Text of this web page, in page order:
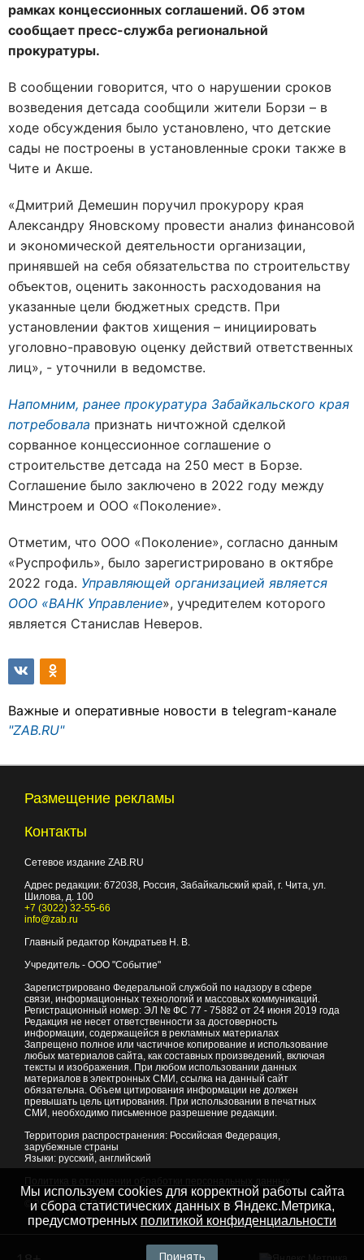
рамках концессионных соглашений. Об этом
сообщает пресс-служба региональной
прокуратуры.
В сообщении говорится, что о нарушении сроков
возведения детсада сообщили жители Борзи – в
ходе обсуждения было установлено, что детские
сады не построены в установленные сроки также в
Чите и Акше.
«Дмитрий Демешин поручил прокурору края
Александру Яновскому провести анализ финансовой
и экономической деятельности организации,
принявшей на себя обязательства по строительству
объектов, оценить законность расходования на
указанные цели бюджетных средств. При
установлении фактов хищения – инициировать
уголовно-правовую оценку действий ответственных
лиц», - уточнили в ведомстве.
Напомним, ранее прокуратура Забайкальского края
потребовала признать ничтожной сделкой
сорванное концессионное соглашение о
строительстве детсада на 250 мест в Борзе.
Соглашение было заключено в 2022 году между
Минстроем и ООО «Поколение».
Отметим, что ООО «Поколение», согласно данным
«Руспрофиль», было зарегистрировано в октябре
2022 года. Управляющей организацией является
ООО «ВАНК Управление», учредителем которого
является Станислав Неверов.
Важные и оперативные новости в telegram-канале
"ZAB.RU"
Размещение рекламы
Контакты
Сетевое издание ZAB.RU
Адрес редакции: 672038 , Россия, Забайкальский край, г. Чита ул.
Шилова, д. 100
+7 (3022) 32-55-66
info@zab.ru
Главный редактор Кондратьев Н. В.
Учредитель - ООО "Событие"
Зарегистрировано Федеральной службой по надзору в сфере
связи, информационных технологий и массовых коммуникаций.
Регистрационный номер: ЭЛ № ФС 77 - 75882 от 24 июня 2019 года
Редакция не несет ответственности за достоверность
информации, содержащейся в рекламных материалах
Запрещено полное или частичное копирование и использование
любых материалов сайта, как составных произведений, включая
тексты и изображения. При любом использовании данных
материалов в электронных СМИ, ссылка на данный сайт
обязательна. Объем цитирования информации не должен
превышать цель цитирования. При использовании в печатных
СМИ, необходимо письменное разрешение редакции.
Территория распространения: Российская Федерация,
зарубежные страны
Языки: русский, английский
© 2007 - 2026Портал Читы и Забайкальского края
Мы используем cookies для корректной работы сайта
и сбора статистических данных в Яндекс.Метрика,
предусмотренных политикой конфиденциальности
Принять